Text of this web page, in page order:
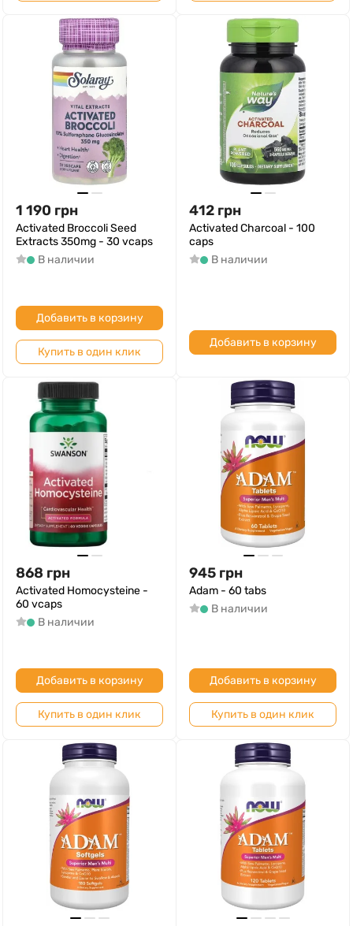
1 190 грн
Activated Broccoli Seed
Extracts 350mg - 30 vcaps
В наличии
Добавить в корзину
Купить в один клик
412 грн
Activated Charcoal - 100
caps
В наличии
Добавить в корзину
868 грн
Activated Homocysteine -
60 vcaps
В наличии
Добавить в корзину
Купить в один клик
945 грн
Adam - 60 tabs
В наличии
Добавить в корзину
Купить в один клик